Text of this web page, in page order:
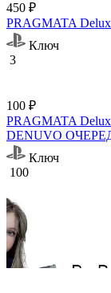
450 ₽
PRAGMATA
Ключ
3
100 ₽
PRAGMATA
DENUVO
Ключ
100